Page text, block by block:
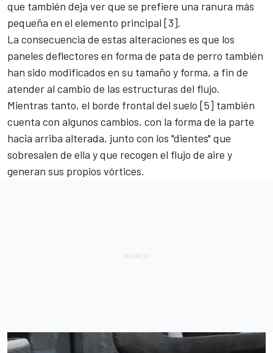
que también deja ver que se prefiere una ranura más
pequeña en el elemento principal [3].
La consecuencia de estas alteraciones es que los
paneles deflectores en forma de pata de perro también
han sido modificados en su tamaño y forma, a fin de
atender al cambio de las estructuras del flujo.
Mientras tanto, el borde frontal del suelo [5] también
cuenta con algunos cambios, con la forma de la parte
hacia arriba alterada, junto con los "dientes" que
sobresalen de ella y que recogen el flujo de aire y
generan sus propios vórtices.